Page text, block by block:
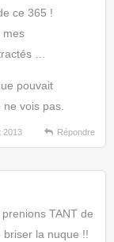
ce 365 !
mes
…
pouvait
vois pas.
2013 Répondre
TANT de
la nuque !!